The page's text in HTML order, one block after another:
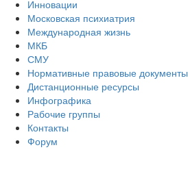
Инновации
Московская психиатрия
Международная жизнь
МКБ
СМУ
Нормативные правовые документы
Дистанционные ресурсы
Инфографика
Рабочие группы
Контакты
Форум